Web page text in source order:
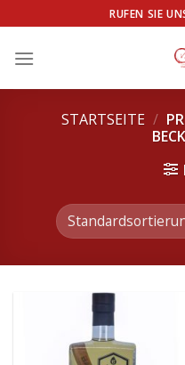
to
content
RUFEN SIE
STARTSEITE /